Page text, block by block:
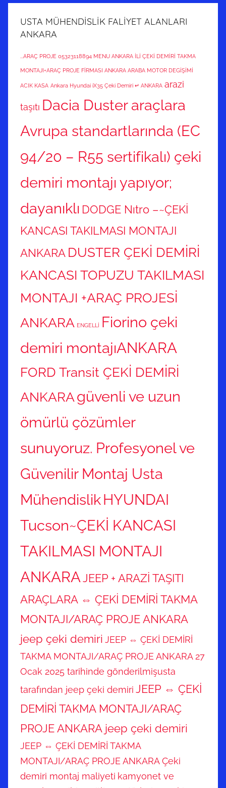
USTA MÜHENDİSLİK FALİYET ALANLARI
ANKARA
...ARAÇ PROJE 05323118894 MENU ANKARA İLİ ÇEKİ DEMİRİ TAKMA
MONTAJI+ARAÇ PROJE FİRMASI ANKARA ARABA MOTOR DEGİŞİMİ
ACIK KASA Ankara Hyundai iX35 Çeki Demiri ↵ ANKARA arazi
taşıtı Dacia Duster araçlara
Avrupa standartlarında (EC
94/20 – R55 sertifikalı) çeki
demiri montajı yapıyor;
dayanıklı DODGE Nıtro –~ÇEKİ
KANCASI TAKILMASI MONTAJI
ANKARA DUSTER ÇEKİ DEMİRİ
KANCASI TOPUZU TAKILMASI
MONTAJI +ARAÇ PROJESİ
ANKARA ENGELLİ Fiorino çeki
demiri montajıANKARA
FORD Transit ÇEKİ DEMİRİ
ANKARAgüvenli ve uzun
ömürlü çözümler
sunuyoruz. Profesyonel ve
Güvenilir Montaj Usta
MühendislikHYUNDAI
Tucson~ÇEKİ KANCASI
TAKILMASI MONTAJI
ANKARAJEEP + ARAZİ TAŞITI
ARAÇLARA ⇔ ÇEKİ DEMİRİ TAKMA
MONTAJI/ARAÇ PROJE ANKARA
jeep çeki demiri JEEP ⇔ ÇEKİ DEMİRİ
TAKMA MONTAJI/ARAÇ PROJE ANKARA 27
Ocak 2025 tarihinde gönderilmişusta
tarafından jeep çeki demiri JEEP ⇔ ÇEKİ
DEMİRİ TAKMA MONTAJI/ARAÇ
PROJE ANKARA jeep çeki demiri
JEEP ⇔ ÇEKİ DEMİRİ TAKMA
MONTAJI/ARAÇ PROJE ANKARA Çeki
demiri montaj maliyeti kamyonet ve